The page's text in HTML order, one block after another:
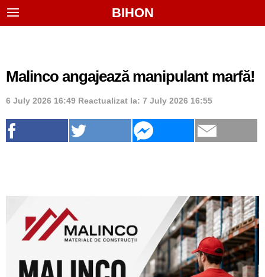
BIHON
Malinco angajează manipulant marfă!
6 July 2026 16:49 Reactualizat la: 7 July 2026 16:55